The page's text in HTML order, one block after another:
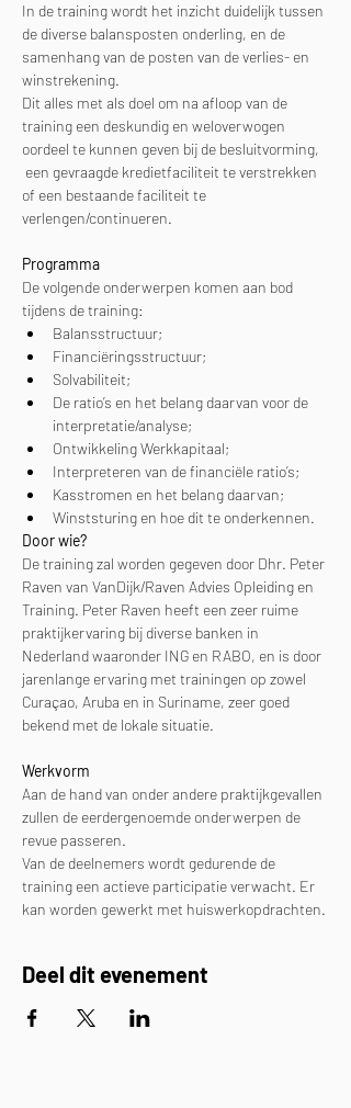
In de training wordt het inzicht duidelijk tussen
de diverse balansposten onderling, en de
samenhang van de posten van de verlies- en
winstrekening.
Dit alles met als doel om na afloop van de
training een deskundig en weloverwogen
oordeel te kunnen geven bij de besluitvorming,
een gevraagde kredietfaciliteit te verstrekken
of een bestaande faciliteit te
verlengen/continueren.
Programma
De volgende onderwerpen komen aan bod
tijdens de training:
Balansstructuur;
Financiëringsstructuur;
Solvabiliteit;
De ratio’s en het belang daarvan voor de
interpretatie/analyse;
Ontwikkeling Werkkapitaal;
Interpreteren van de financiële ratio’s;
Kasstromen en het belang daarvan;
Winststuring en hoe dit te onderkennen.
Door wie?
De training zal worden gegeven door Dhr. Peter
Raven van VanDijk/Raven Advies Opleiding en
Training. Peter Raven heeft een zeer ruime
praktijkervaring bij diverse banken in
Nederland waaronder ING en RABO, en is door
jarenlange ervaring met trainingen op zowel
Curaçao, Aruba en in Suriname, zeer goed
bekend met de lokale situatie.
Werkvorm
Aan de hand van onder andere praktijkgevallen
zullen de eerdergenoemde onderwerpen de
revue passeren.
Van de deelnemers wordt gedurende de
training een actieve participatie verwacht. Er
kan worden gewerkt met huiswerkopdrachten.
Deel dit evenement